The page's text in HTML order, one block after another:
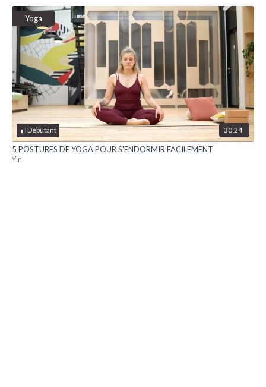
Débutant
Yoga
30:24
5 POSTURES DE YOGA POUR S'ENDORMIR FACILEMENT
Yin